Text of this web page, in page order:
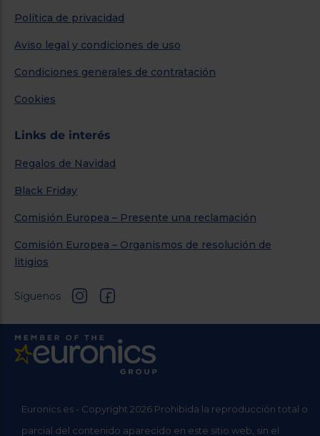
Política de privacidad
Aviso legal y condiciones de uso
Condiciones generales de contratación
Cookies
Links de interés
Regalos de Navidad
Black Friday
Comisión Europea – Presente una reclamación
Comisión Europea – Organismos de resolución de
litigios
Síguenos
Euronics.es - Copyright 2026 Prohibida la reproducción total o
parcial del contenido aparecido en este sitio web, sin el